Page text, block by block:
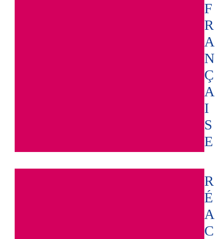
F
R
A
N
Ç
A
I
S
E
R
É
A
C